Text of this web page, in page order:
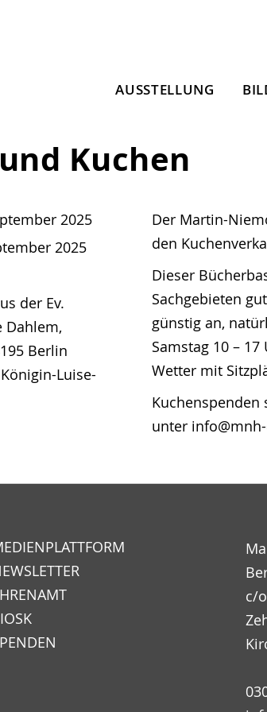
AUSSTELLUNG
Kuchen
2025
2025
der Ev.
Dahlem,
Berlin
Luise-
Der Martin-
den
Dieser
Sachgebieten
günstig an,
Samstag 10 –
Wetter mit
unter
c/